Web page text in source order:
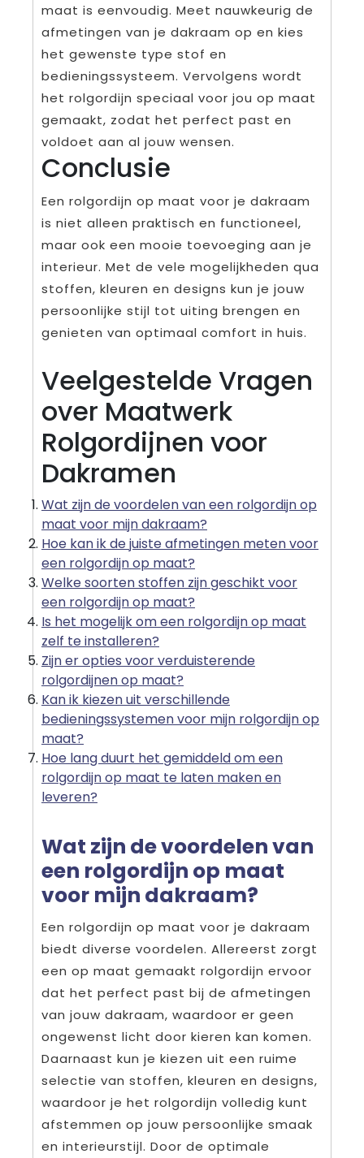
maat is eenvoudig. Meet nauwkeurig de
afmetingen van je dakraam op en kies
het gewenste type stof en
bedieningssysteem. Vervolgens wordt
het rolgordijn speciaal voor jou op maat
gemaakt, zodat het perfect past en
voldoet aan al jouw wensen.
Conclusie
Een rolgordijn op maat voor je dakraam
is niet alleen praktisch en functioneel,
maar ook een mooie toevoeging aan je
interieur. Met de vele mogelijkheden qua
stoffen, kleuren en designs kun je jouw
persoonlijke stijl tot uiting brengen en
genieten van optimaal comfort in huis.
Veelgestelde Vragen
over Maatwerk
Rolgordijnen voor
Dakramen
Wat zijn de voordelen van een rolgordijn op
maat voor mijn dakraam?
Hoe kan ik de juiste afmetingen meten voor
een rolgordijn op maat?
Welke soorten stoffen zijn geschikt voor
een rolgordijn op maat?
Is het mogelijk om een rolgordijn op maat
zelf te installeren?
Zijn er opties voor verduisterende
rolgordijnen op maat?
Kan ik kiezen uit verschillende
bedieningssystemen voor mijn rolgordijn op
maat?
Hoe lang duurt het gemiddeld om een
rolgordijn op maat te laten maken en
leveren?
Wat zijn de voordelen van
een rolgordijn op maat
voor mijn dakraam?
Een rolgordijn op maat voor je dakraam
biedt diverse voordelen. Allereerst zorgt
een op maat gemaakt rolgordijn ervoor
dat het perfect past bij de afmetingen
van jouw dakraam, waardoor er geen
ongewenst licht door kieren kan komen.
Daarnaast kun je kiezen uit een ruime
selectie van stoffen, kleuren en designs,
waardoor je het rolgordijn volledig kunt
afstemmen op jouw persoonlijke smaak
en interieurstijl. Door de optimale